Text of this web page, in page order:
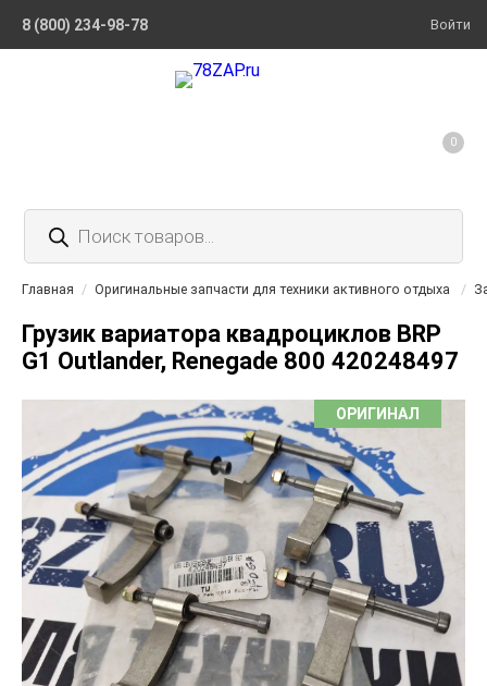
8 (800) 234-98-78 Войти
Поиск
товаров
0
Главная / Оригинальные запчасти для техники активного отдыха /
Грузик вариатора квадроциклов BRP
G1 Outlander, Renegade 800 420248497
ОРИГИНАЛ